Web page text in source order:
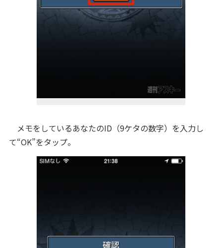
メモをしているあなたのID（9ケタの数字）を入力し
て“OK”をタップ。